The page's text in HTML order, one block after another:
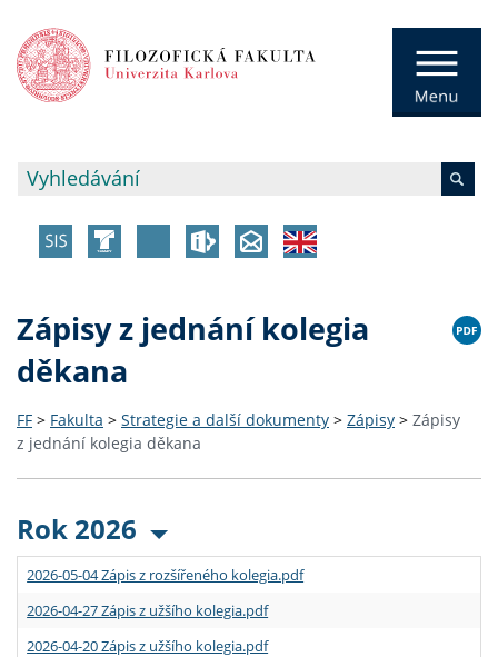
Zápisy z jednání kolegia
děkana
FF > Fakulta > Strategie a další dokumenty > Zápisy > Zápisy
z jednání kolegia děkana
Rok 2026
2026-05-04 Zápis z rozšířeného kolegia.pdf
2026-04-27 Zápis z užšího kolegia.pdf
2026-04-20 Zápis z užšího kolegia.pdf